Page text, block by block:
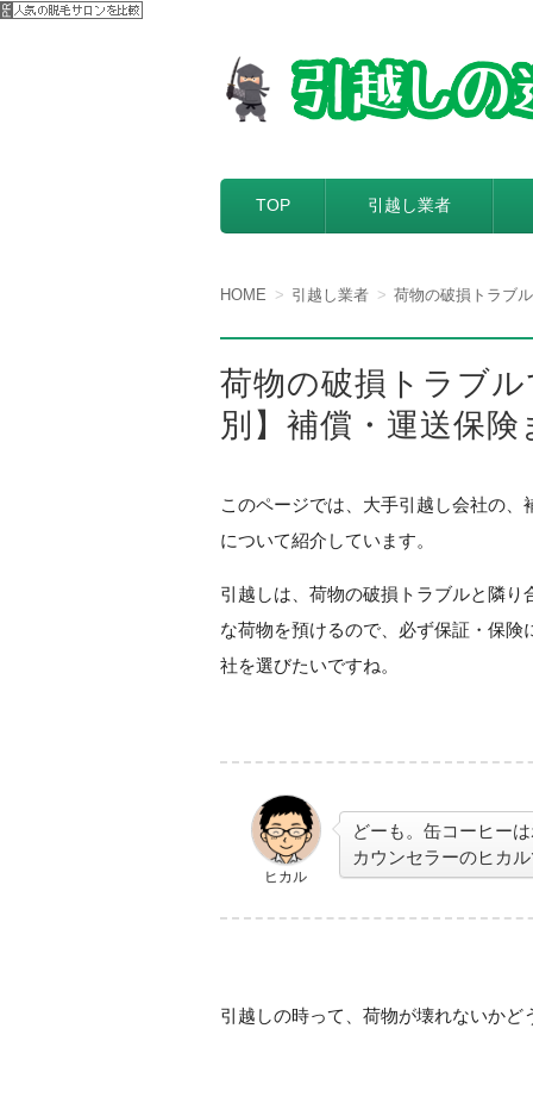
コンテンツへ移動
TOP 引越し業者
HOME 引越し業者 荷物の破損トラブ
荷物の破損トラブ
別】補償・運送保険
このページでは、大手引越し会社の、
について紹介しています。
引越しは、荷物の破損トラブルと隣り
な荷物を預けるので、必ず保証・保険
社を選びたいですね。
ヒカル
どーも。缶コーヒー
カウンセラーのヒカ
引越しの時って、荷物が壊れないかど